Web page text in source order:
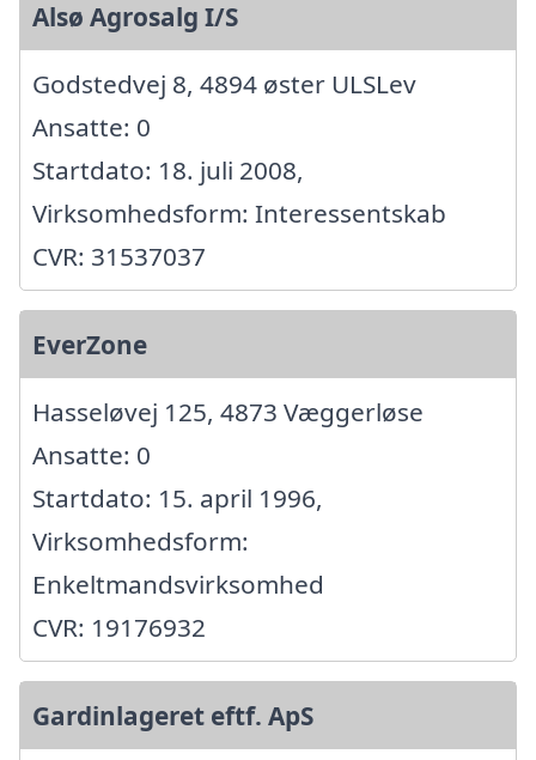
Alsø Agrosalg I/S
Godstedvej 8, 4894 øster ULSLev
Ansatte: 0
Startdato: 18. juli 2008,
Virksomhedsform: Interessentskab
CVR: 31537037
EverZone
Hasseløvej 125, 4873 Væggerløse
Ansatte: 0
Startdato: 15. april 1996,
Virksomhedsform:
Enkeltmandsvirksomhed
CVR: 19176932
Gardinlageret eftf. ApS